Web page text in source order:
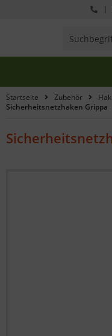
Startseite Zubehör
Sicherheitsnetzhaken Grippa